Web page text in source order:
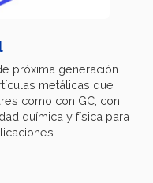
próxima generación.
metálicas que
como con GC, con
química y física para